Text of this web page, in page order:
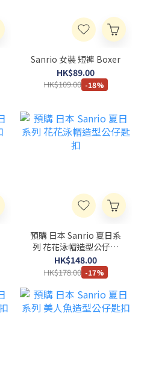
Sanrio 女裝 短褲 Boxer
HK$89.00
HK$109.00 -18%
預購 日本 Sanrio 夏日系
列 花花泳帽造型公仔匙
扣
HK$148.00
HK$178.00 -17%